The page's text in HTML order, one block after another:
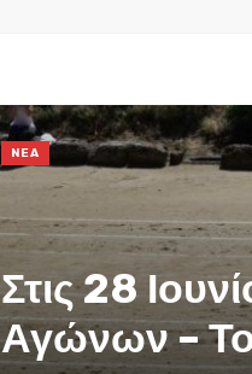
Στις 28
Αγώνων –
NEA